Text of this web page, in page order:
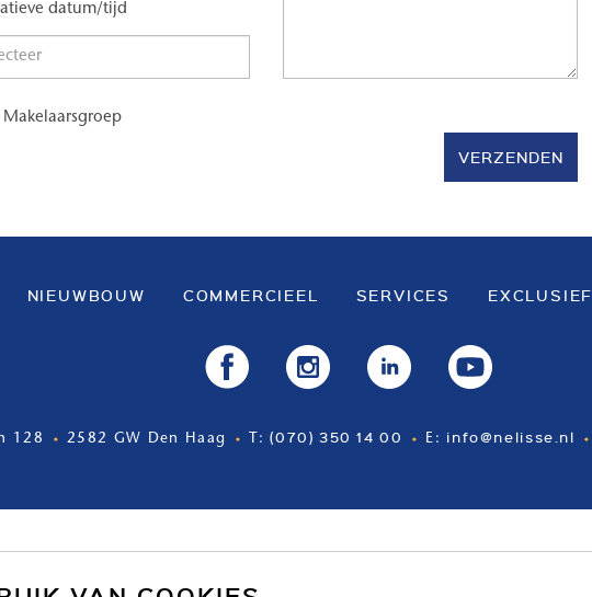
datum/tijd
Makelaarsgroep
VERZENDEN
NIEUWBOUW COMMERCIEEL SERVICES EXCLUSIEF
128 2582 GW Den Haag T:(070) 350 14 00 E: info@nelisse.nl